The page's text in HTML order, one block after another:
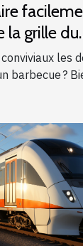
la grille du
les
barbecue ?